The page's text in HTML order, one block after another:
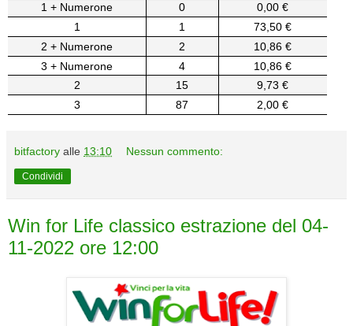
1 + Numerone
0
0,00 €
1
1
73,50 €
2 + Numerone
2
10,86 €
3 + Numerone
4
10,86 €
2
15
9,73 €
3
87 2,00 €
bitfactory alle 13:10 Nessun commento:
Condividi
Win for Life classico estrazione del 04-
11-2022 ore 12:00